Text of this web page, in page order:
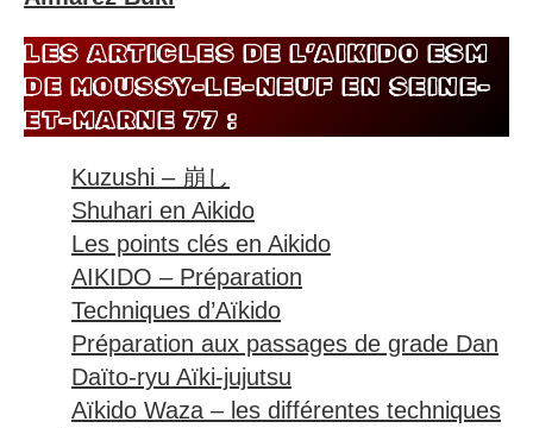
DE MOUSSY-LE-NEUF EN SEINE-
ET-MARNE 77 :
Kuzushi – 崩し
Shuhari en Aikido
Les points clés en Aikido
AIKIDO – Préparation
Techniques d’Aïkido
Préparation aux passages de grade Dan
Daïto-ryu Aïki-jujutsu
Aïkido Waza – les différentes techniques
de travail